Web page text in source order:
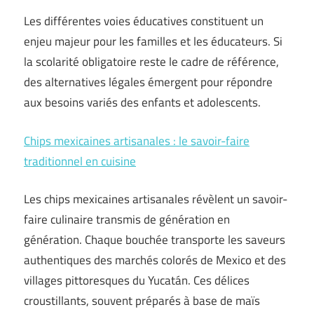
Les différentes voies éducatives constituent un
enjeu majeur pour les familles et les éducateurs. Si
la scolarité obligatoire reste le cadre de référence,
des alternatives légales émergent pour répondre
aux besoins variés des enfants et adolescents.
Chips mexicaines artisanales : le savoir-faire
traditionnel en cuisine
Les chips mexicaines artisanales révèlent un savoir-
faire culinaire transmis de génération en
génération. Chaque bouchée transporte les saveurs
authentiques des marchés colorés de Mexico et des
villages pittoresques du Yucatán. Ces délices
croustillants, souvent préparés à base de maïs